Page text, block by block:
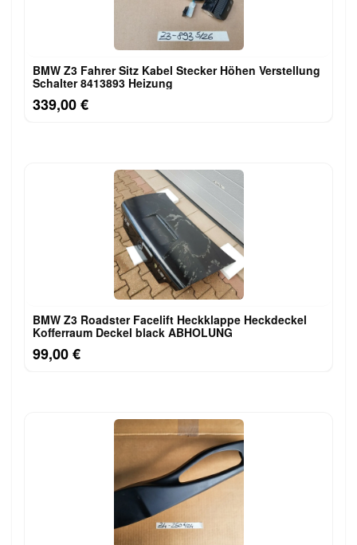
BMW Z3 Fahrer Sitz Kabel Stecker Höhen Verstellung
Schalter 8413893 Heizung
339,00 €
BMW Z3 Roadster Facelift Heckklappe Heckdeckel
Kofferraum Deckel black ABHOLUNG
99,00 €